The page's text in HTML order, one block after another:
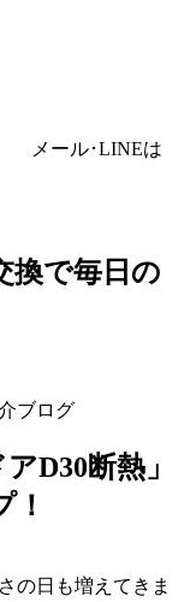
メール･LINEは
換で毎日の
ブログ
D30断熱」
！
の日も増えてきま